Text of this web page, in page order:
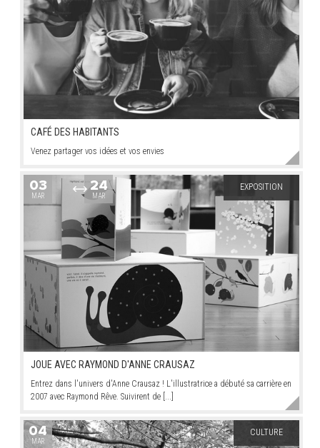
CAFÉ DES HABITANTS
Venez partager vos idées et vos envies
JOUE AVEC RAYMOND D'ANNE CRAUSAZ
Entrez dans l'univers d'Anne Crausaz ! L'illustratrice a débuté sa carrière en
2007 avec Raymond Rêve. Suivirent de [...]
03
MAR
24
MAR
EXPOSITION
04
MAR
CULTURE